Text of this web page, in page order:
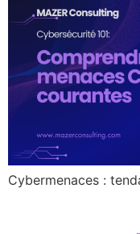
Cybermenaces :